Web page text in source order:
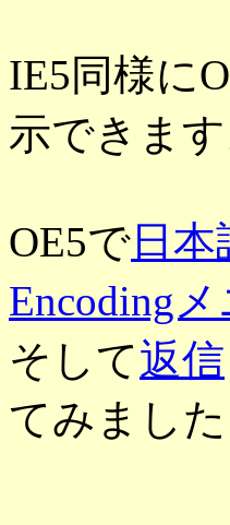
IE5同様に
示できます
OE5で 日
Encoding
そして返信
てみました